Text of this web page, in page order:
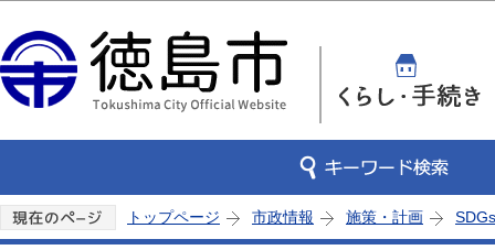
トップページ 市政情報 施策・計画